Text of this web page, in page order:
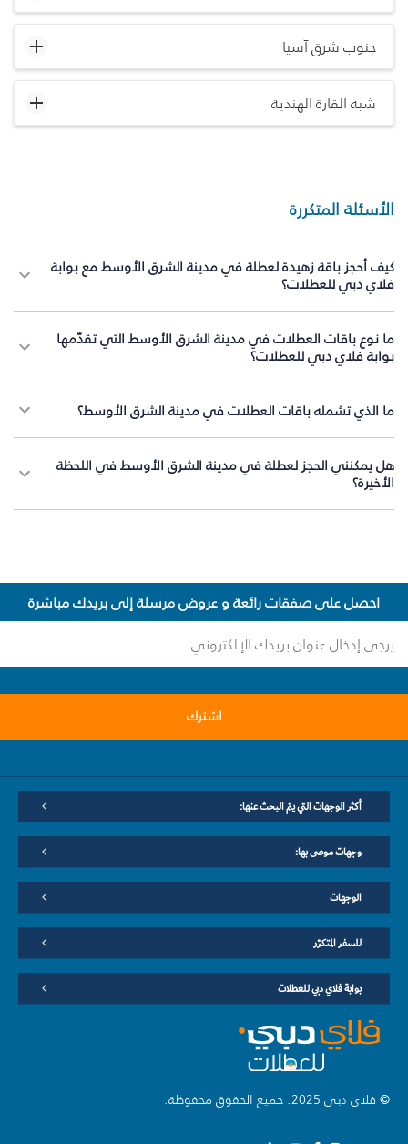
جنوب شرق آسيا
شبه القارة الهندية
الأسئلة المتكررة
كيف أحجز باقة زهيدة لعطلة في مدينة الشرق الأوسط مع بوابة
فلاي دبي للعطلات؟
ما نوع باقات العطلات في مدينة الشرق الأوسط التي تقدّمها
بوابة فلاي دبي للعطلات؟
ما الذي تشمله باقات العطلات في مدينة الشرق الأوسط؟
هل يمكنني الحجز لعطلة في مدينة الشرق الأوسط في اللحظة
الأخيرة؟
احصل على صفقات رائعة و عروض مرسلة إلى بريدك مباشرة
اشترك
أكثر الوجهات التي يتم البحث عنها:
وجهات موصى بها:
الوجهات
للسفر المتكرّر
بوابة فلاي دبي للعطلات
© فلاي دبي 2025. جميع الحقوق محفوظة.